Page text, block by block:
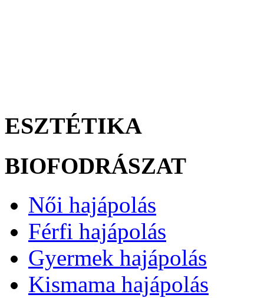
ESZTÉTIKA
BIOFODRÁSZAT
Női hajápolás
Férfi hajápolás
Gyermek hajápolás
Kismama hajápolás